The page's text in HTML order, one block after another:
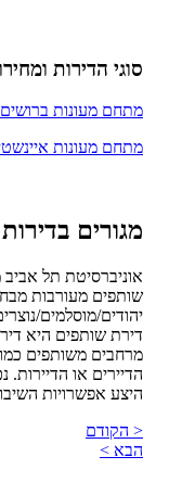
סוגי הדירות
מתחם מעונות
מתחם מעונות
מגורים
אוניברסיטת תל
שותפים מעורבות
יהודים/מוסלמים/
דירת שותפים היא
מרחבים משותפים
הדיירים או
היצע אפשרויות
< הקודם
הבא >